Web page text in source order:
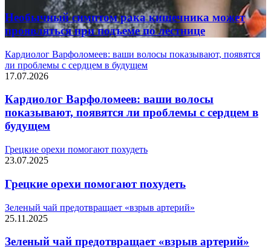
Необычный симптом рака кишечника может
проявляться при подъеме по лестнице
Кардиолог Варфоломеев: ваши волосы показывают, появятся
ли проблемы с сердцем в будущем
17.07.2026
Кардиолог Варфоломеев: ваши волосы
показывают, появятся ли проблемы с сердцем в
будущем
Грецкие орехи помогают похудеть
23.07.2025
Грецкие орехи помогают похудеть
Зеленый чай предотвращает «взрыв артерий»
25.11.2025
Зеленый чай предотвращает «взрыв артерий»